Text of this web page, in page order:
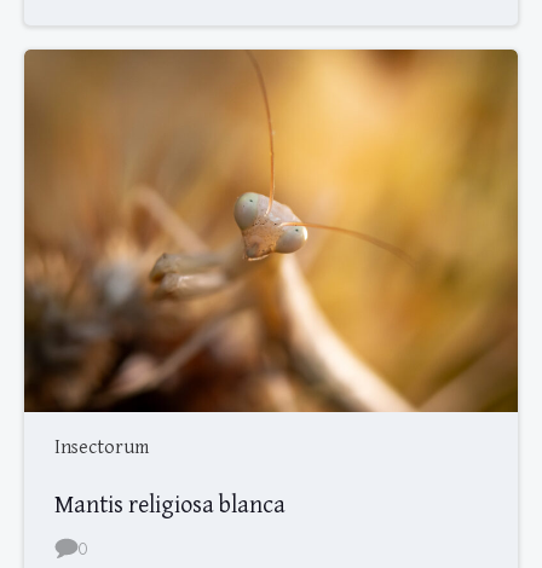
Insectorum
Mantis religiosa blanca
0